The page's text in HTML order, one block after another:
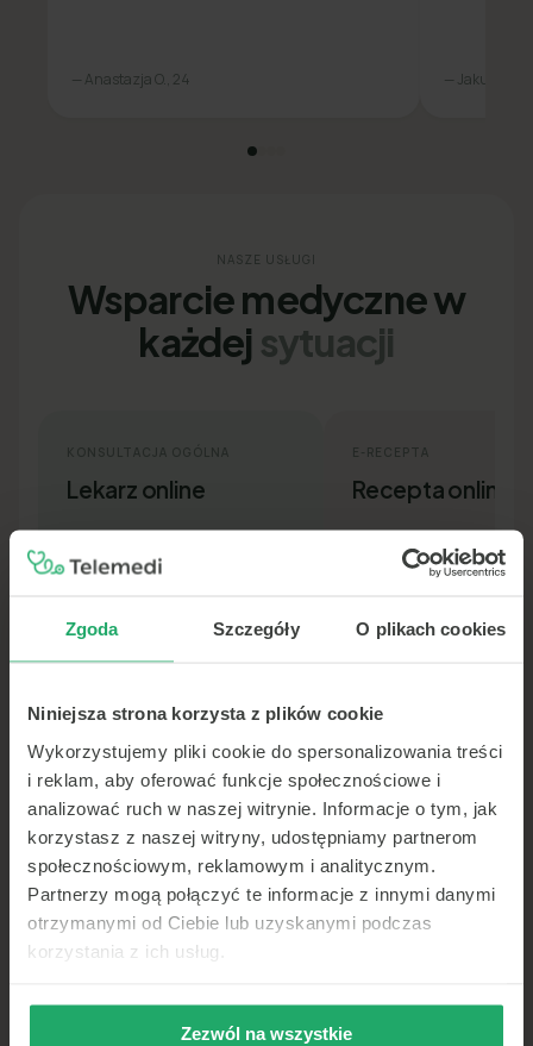
Zgoda Szczegóły O plikach cookies
Niniejsza strona korzysta z plików cookie
Wykorzystujemy pliki cookie do spersonalizowania treści
i reklam, aby oferować funkcje społecznościowe i
analizować ruch w naszej witrynie. Informacje o tym, jak
korzystasz z naszej witryny, udostępniamy partnerom
społecznościowym, reklamowym i analitycznym.
Partnerzy mogą połączyć te informacje z innymi danymi
otrzymanymi od Ciebie lub uzyskanymi podczas
korzystania z ich usług.
Zezwól na wszystkie
— Anastazja O., 24 — Jakub L., 31
NASZE USŁUGI
Wsparcie medyczne w
każdej sytuacji
Lekarz online
Lekarz pierwszego kontaktu w 15
minut — wideo, telefon lub czat.
E-RECEPTA
Recepta online
Nowa recepta lub
leków bez wizyty osobiście.